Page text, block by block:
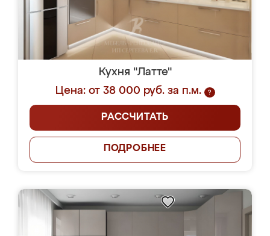
Кухня "Латте"
Цена: от 38 000 руб. за п.м.
?
РАССЧИТАТЬ
ПОДРОБНЕЕ